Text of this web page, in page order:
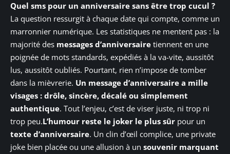
Quel sms pour un anniversaire sans être trop cucul ?
La question ressurgit à chaque date qui compte, comme un
marronnier numérique. Les statistiques ne mentent pas : la
majorité des messages d’anniversaire tiennent en une
poignée de mots standards, expédiés à la va-vite, aussitôt
lus, aussitôt oubliés. Pourtant, rien n’impose de tomber
dans la mièvrerie. Un message d’anniversaire a mille
visages : drôle, sincère, décalé ou simplement
authentique. Tout l’enjeu, c’est de viser juste, ni trop ni
trop peu.L’humour reste le joker le plus sûr pour un
texte d’anniversaire. Un clin d’œil complice, une private
joke bien placée ou une allusion à un souvenir marquant